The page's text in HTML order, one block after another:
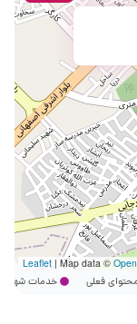
| Map data ©
محتوای فعلی خدمات